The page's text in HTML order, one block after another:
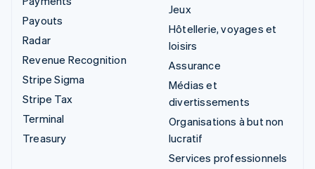
Payouts
Radar
Revenue Recognition
Stripe Sigma
Stripe Tax
Terminal
Treasury
Jeux
Hôtellerie, voyages et
loisirs
Assurance
Médias et
divertissements
Organisations à but non
lucratif
Services professionnels